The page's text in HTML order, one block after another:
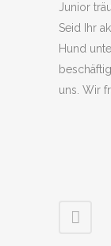
Junior
Seid Ihr
Hund
uns. Wir